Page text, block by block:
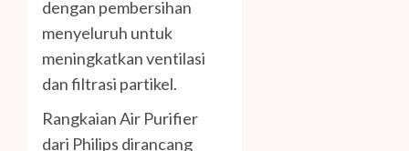
dengan pembersihan
menyeluruh untuk
meningkatkan ventilasi
dan filtrasi partikel.
Rangkaian Air Purifier
dari Philips dirancang